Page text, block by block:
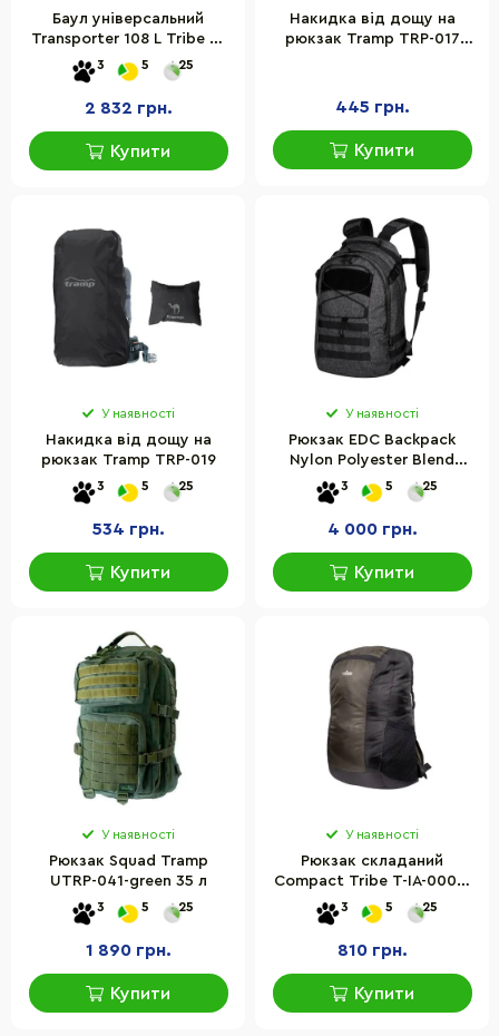
Баул універсальний
Transporter 108 L Tribe T-
IE-0007 black 108 літрів
3 5 25
2 832 грн.
Купити
Накидка від дощу на
рюкзак Tramp TRP-017
445 грн.
Купити
У наявності
Накидка від дощу на
рюкзак Tramp TRP-019
3 5 25
534 грн.
Купити
У наявності
Рюкзак EDC Backpack
Nylon Polyester Blend
Helikon-Tex PL-EDC-NP-M3,
21 л
3 5 25
4 000 грн.
Купити
У наявності
Рюкзак Squad Tramp
UTRP-041-green 35 л
3 5 25
1 890 грн.
Купити
У наявності
Рюкзак складаний
Compact Tribe T-IA-0008-
olive 24 л
3 5 25
810 грн.
Купити